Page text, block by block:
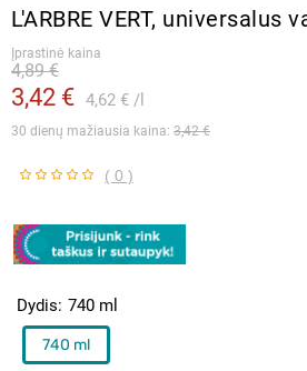
L'ARBRE VERT, universalus
Įprastinė kaina
3,42 € 4,62 €
4,89 €
30 dienų mažiausia kaina: 3,42 €
( 0 )
Dydis 740 ml
740 ml